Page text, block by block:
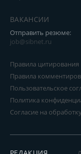
ВАКАНСИИ
Отправить резюме:
job@sibnet.ru
Правила цитирования
Правила
Пользовательское
Политика
Согласие на